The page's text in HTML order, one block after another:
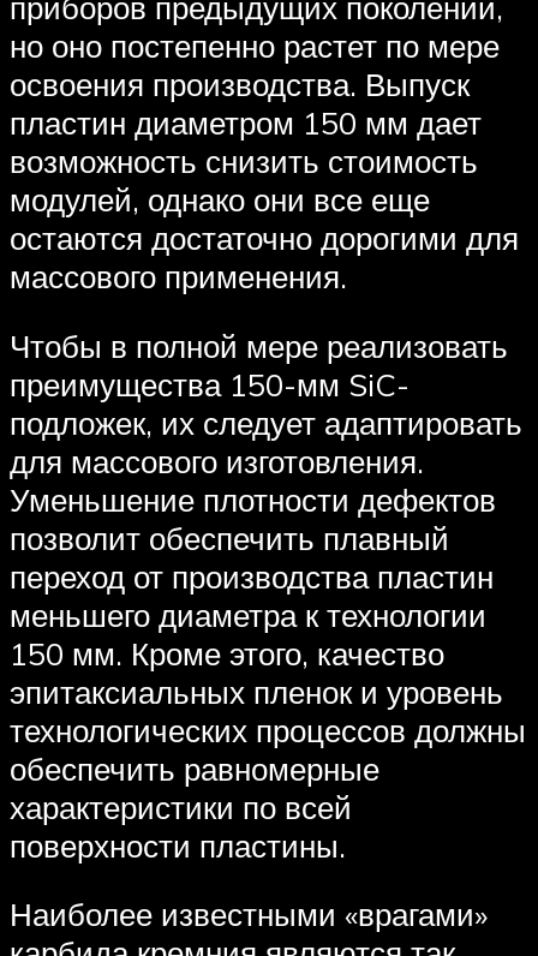
но оно постепенно растет по мере
освоения производства. Выпуск
пластин диаметром 150 мм дает
возможность снизить стоимость
модулей, однако они все еще
остаются достаточно дорогими для
массового применения.
Чтобы в полной мере реализовать
преимущества 150-мм SiC-
подложек, их следует адаптировать
для массового изготовления.
Уменьшение плотности дефектов
позволит обеспечить плавный
переход от производства пластин
меньшего диаметра к технологии
150 мм. Кроме этого, качество
эпитаксиальных пленок и уровень
технологических процессов должны
обеспечить равномерные
характеристики по всей
поверхности пластины.
Наиболее известными «врагами»